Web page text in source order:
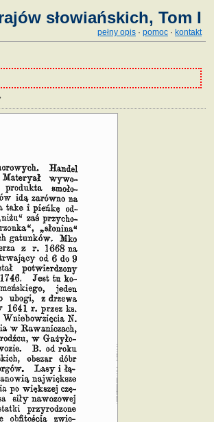
słowiańskich, Tom I
pełny opis · pomoc · kontakt